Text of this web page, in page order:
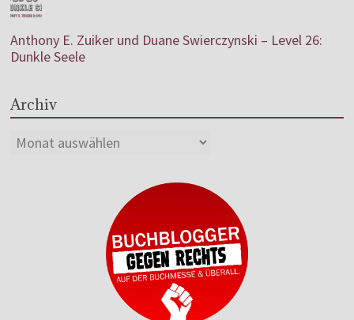
Anthony E. Zuiker und Duane Swierczynski – Level 26:
Dunkle Seele
Archiv